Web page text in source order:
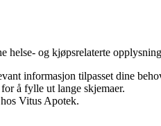
og kjøpsrelaterte
informasjon tilpasset dine
å fylle ut lange skjemaer.
Vitus Apotek.